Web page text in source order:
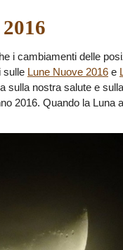
i cambiamenti delle
sulle Lune Nuove 2016 e
sulla nostra salute e
2016. Quando la Luna